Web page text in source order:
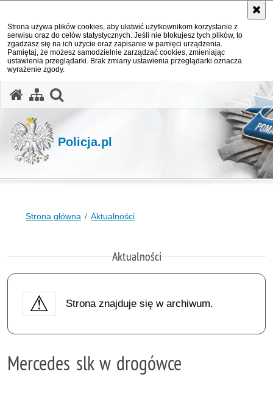
Strona używa plików cookies, aby ułatwić użytkownikom korzystanie z
serwisu oraz do celów statystycznych. Jeśli nie blokujesz tych plików, to
zgadzasz się na ich użycie oraz zapisanie w pamięci urządzenia.
Pamiętaj, że możesz samodzielnie zarządzać cookies, zmieniając
ustawienia przeglądarki. Brak zmiany ustawienia przeglądarki oznacza
wyrażenie zgody.
Policja.pl
Strona główna Aktualności
Aktualności
Strona znajduje się w archiwum.
Mercedes slk w drogówce